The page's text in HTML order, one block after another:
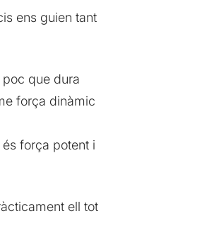
ens guien tant
que dura
força dinàmic
força potent i
ell tot